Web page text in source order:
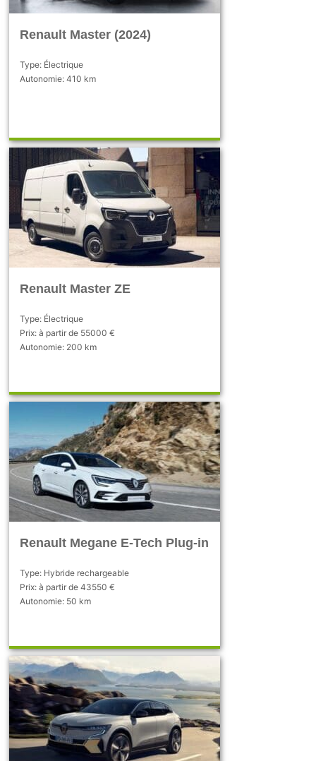
Renault Master (2024)
Type: Électrique
Autonomie: 410 km
Renault Master ZE
Type: Électrique
Prix: à partir de 55000 €
Autonomie: 200 km
Renault Megane E-Tech Plug-in
Type: Hybride rechargeable
Prix: à partir de 43550 €
Autonomie: 50 km